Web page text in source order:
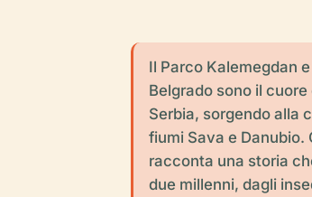
Il Parco Kalemegdan
Belgrado sono il cuore
Serbia, sorgendo alla
fiumi Sava e Danubio.
racconta una storia
due millenni, dagli